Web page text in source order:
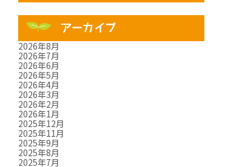
アーカイブ
2026年8月
2026年7月
2026年6月
2026年5月
2026年4月
2026年3月
2026年2月
2026年1月
2025年12月
2025年11月
2025年9月
2025年8月
2025年7月